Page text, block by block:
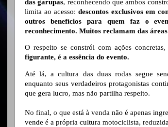
das garupas, reconhecendo que ambos
limita ao acesso: descontos exclusivos em
outros benefícios para quem faz o
reconhecimento. Muitos reclamam das
O respeito se constrói com ações concretas,
figurante, é a essência do evento.
Até lá, a cultura das duas rodas segue
enquanto seus verdadeiros protagonistas
que gera lucro, mas não partilha respeito.
No final, o que está à venda não é apenas
vende é a própria cultura motociclista,